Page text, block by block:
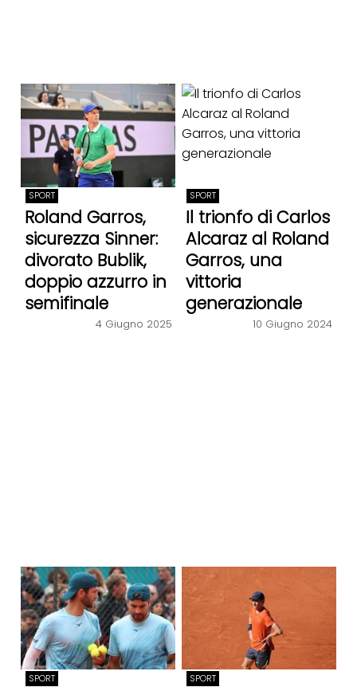
SPORT
Roland Garros,
sicurezza Sinner:
divorato Bublik,
doppio azzurro in
semifinale
4 Giugno 2025
SPORT
Il trionfo di Carlos
Alcaraz al Roland
Garros, una
vittoria
generazionale
10 Giugno 2024
SPORT SPORT